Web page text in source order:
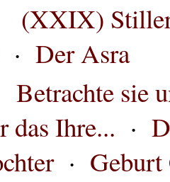
(XXIX) Stiller
· Der Asra
Betrachte sie
das Ihre... ·
·